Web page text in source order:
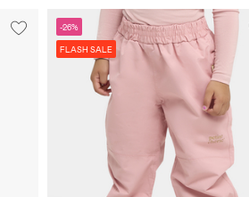
-26%
FLASH SALE